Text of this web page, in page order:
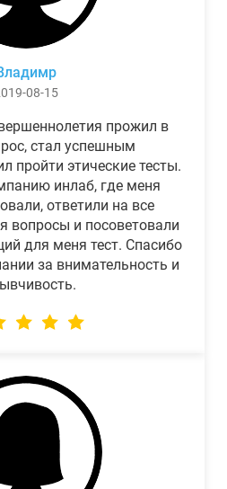
08-15
прожил в
стал успешным
пройти этические тесты.
инлаб, где меня
ответили на все
вопросы и посоветовали
для меня тест. Спасибо
за внимательность и